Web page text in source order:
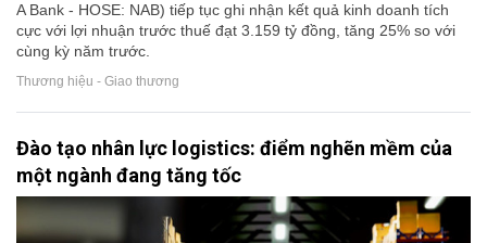
A Bank - HOSE: NAB) tiếp tục ghi nhận kết quả kinh doanh tích
cực với lợi nhuận trước thuế đạt 3.159 tỷ đồng, tăng 25% so với
cùng kỳ năm trước.
Thương hiệu - Giao thương
Đào tạo nhân lực logistics: điểm nghẽn mềm của
một ngành đang tăng tốc